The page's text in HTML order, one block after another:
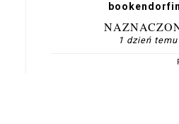
1 dzień temu